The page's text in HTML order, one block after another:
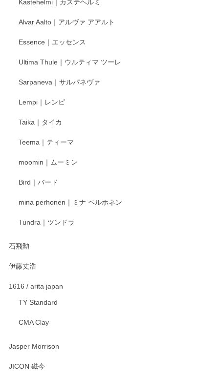
Kastehelmi｜カステヘルミ
Alvar Aalto｜アルヴァ アアルト
Essence｜エッセンス
Ultima Thule｜ウルティマ ツーレ
Sarpaneva｜サルパネヴァ
Lempi｜レンピ
Taika｜タイカ
Teema｜ティーマ
moomin｜ムーミン
Bird｜バード
mina perhonen｜ミナ ペルホネン
Tundra｜ツンドラ
石飛勲
伊藤丈浩
1616 / arita japan
TY Standard
CMA Clay
Jasper Morrison
JICON 磁今